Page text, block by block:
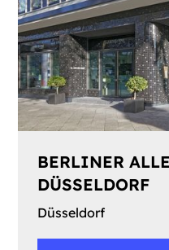
BERLINER
DÜSSELDORF
Düsseldorf